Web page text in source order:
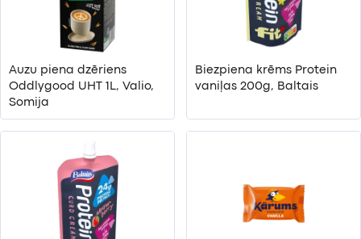
Auzu piena dzēriens
Oddlygood UHT 1L, Valio,
Somija
Biezpiena krēms Protein
vaniļas 200g, Baltais